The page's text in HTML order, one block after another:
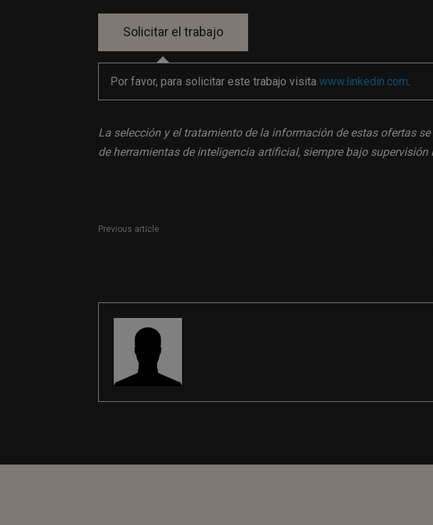
Por favor, para solicitar este trabajo visita www.linkedin.com
La selección y el tratamiento de la información de estas ofertas
de herramientas de inteligencia artificial, siempre bajo supervisión
Previous article